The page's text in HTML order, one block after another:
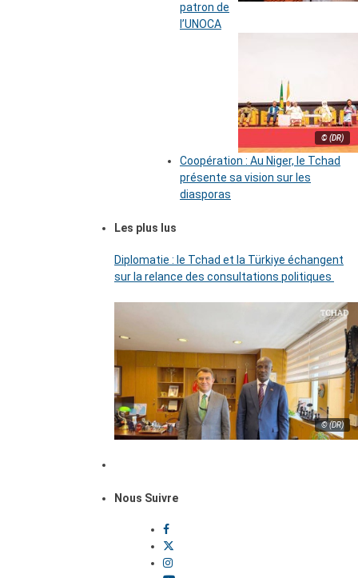
patron de
l’UNOCA
© (DR)
Coopération : Au Niger, le Tchad
présente sa vision sur les
diasporas
Les plus lus
Diplomatie : le Tchad et la Türkiye échangent
sur la relance des consultations politiques
© (DR)
Nous Suivre